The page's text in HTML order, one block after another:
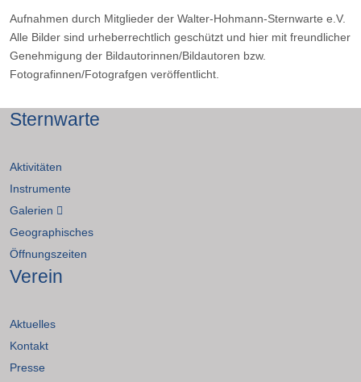
Aufnahmen durch Mitglieder der Walter-Hohmann-Sternwarte e.V.
Alle Bilder sind urheberrechtlich geschützt und hier mit freundlicher
Genehmigung der Bildautorinnen/Bildautoren bzw.
Fotografinnen/Fotografgen veröffentlicht.
Sternwarte
Aktivitäten
Instrumente
Galerien
Geographisches
Öffnungszeiten
Verein
Aktuelles
Kontakt
Presse